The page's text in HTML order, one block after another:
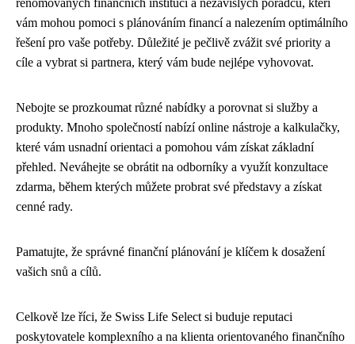
renomovaných finančních institucí a nezávislých poradců, kteří
vám mohou pomoci s plánováním financí a nalezením optimálního
řešení pro vaše potřeby. Důležité je pečlivě zvážit své priority a
cíle a vybrat si partnera, který vám bude nejlépe vyhovovat.
Nebojte se prozkoumat různé nabídky a porovnat si služby a
produkty. Mnoho společností nabízí online nástroje a kalkulačky,
které vám usnadní orientaci a pomohou vám získat základní
přehled. Neváhejte se obrátit na odborníky a využít konzultace
zdarma, během kterých můžete probrat své představy a získat
cenné rady.
Pamatujte, že správné finanční plánování je klíčem k dosažení
vašich snů a cílů.
Celkově lze říci, že Swiss Life Select si buduje reputaci
poskytovatele komplexního a na klienta orientovaného finančního